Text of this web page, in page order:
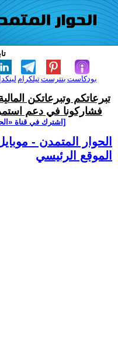
تيلكرامبنترست بودكاست
تبرعاتكم وتبرعاتكن
فشاركونا في دعم
[اشترك في قناة
الحوار المتمدن -
الموقع الرئيسي